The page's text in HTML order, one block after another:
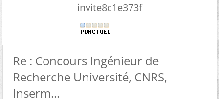
invite8c1e373f
Re : Concours Ingénieur de
Recherche Université, CNRS,
Inserm...